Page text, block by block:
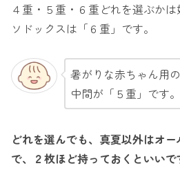
４重・５重・６重どれを選ぶか
ソドックスは「６重」です。
暑がりな赤ちゃん用
中間が「５重」です。
どれを選んでも、真夏以外はオ
で、２枚ほど持っておくといいで